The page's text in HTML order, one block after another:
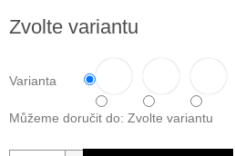
cena:
Zvolte variantu
Varianta
Můžeme doručit do: Zvolte variantu